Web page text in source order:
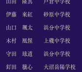
山田 隆真 戸倉中学
伊藤 來紅 砂原中学校
山口 颯太 浜分中学
木村 凰惺 上磯中学
守田 球道 浜分中学
釘田 穣心 大沼岳陽学